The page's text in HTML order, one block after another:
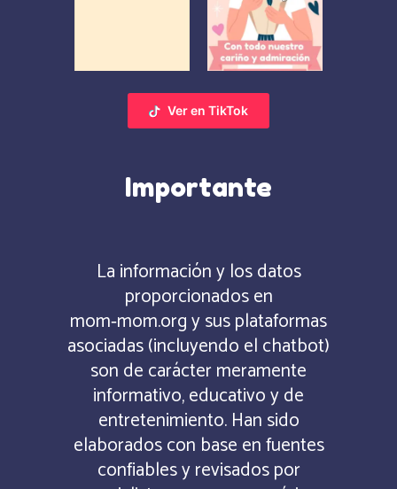
Ver en TikTok
Importante
La información y los datos
proporcionados en
mom‑mom.org y sus plataformas
asociadas (incluyendo el chatbot)
son de carácter meramente
informativo, educativo y de
entretenimiento. Han sido
elaborados con base en fuentes
confiables y revisados por